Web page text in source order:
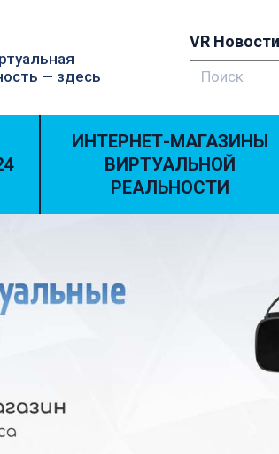
— здесь
VR Новости
ИНТЕРНЕТ-МАГАЗИНЫ
ВИРТУАЛЬНОЙ
РЕАЛЬНОСТИ